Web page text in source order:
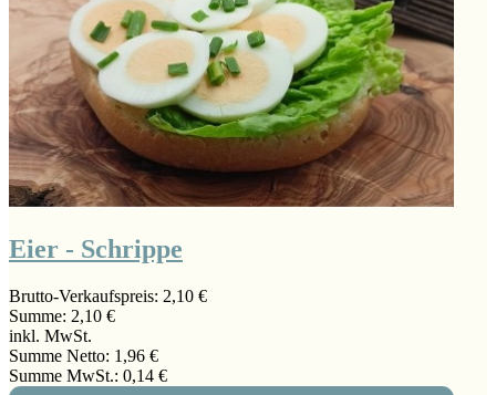
Eier - Schrippe
Brutto-Verkaufspreis: 2,10 €
Summe: 2,10 €
inkl. MwSt.
Summe Netto: 1,96 €
Summe MwSt.: 0,14 €